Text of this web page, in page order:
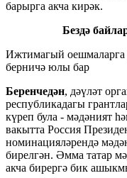
барырга акча кирәк.
Бездә
Ижтимагый оешмаларга
берничә юлы бар
Беренчедән, дәүләт
республикадагы
күреп була - мәдәният
вакытта Россия
номинацияләрендә
бирелгән. Әмма татар
акча бирергә бик